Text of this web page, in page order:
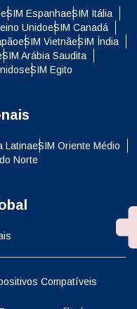
eSIM EspanhaeSIM Itália
UnidoeSIM Canadá
eSIM VietnãeSIM Índia
Arábia Saudita
eSIM Egito
LatinaeSIM Oriente Médio
Norte
Compatíveis